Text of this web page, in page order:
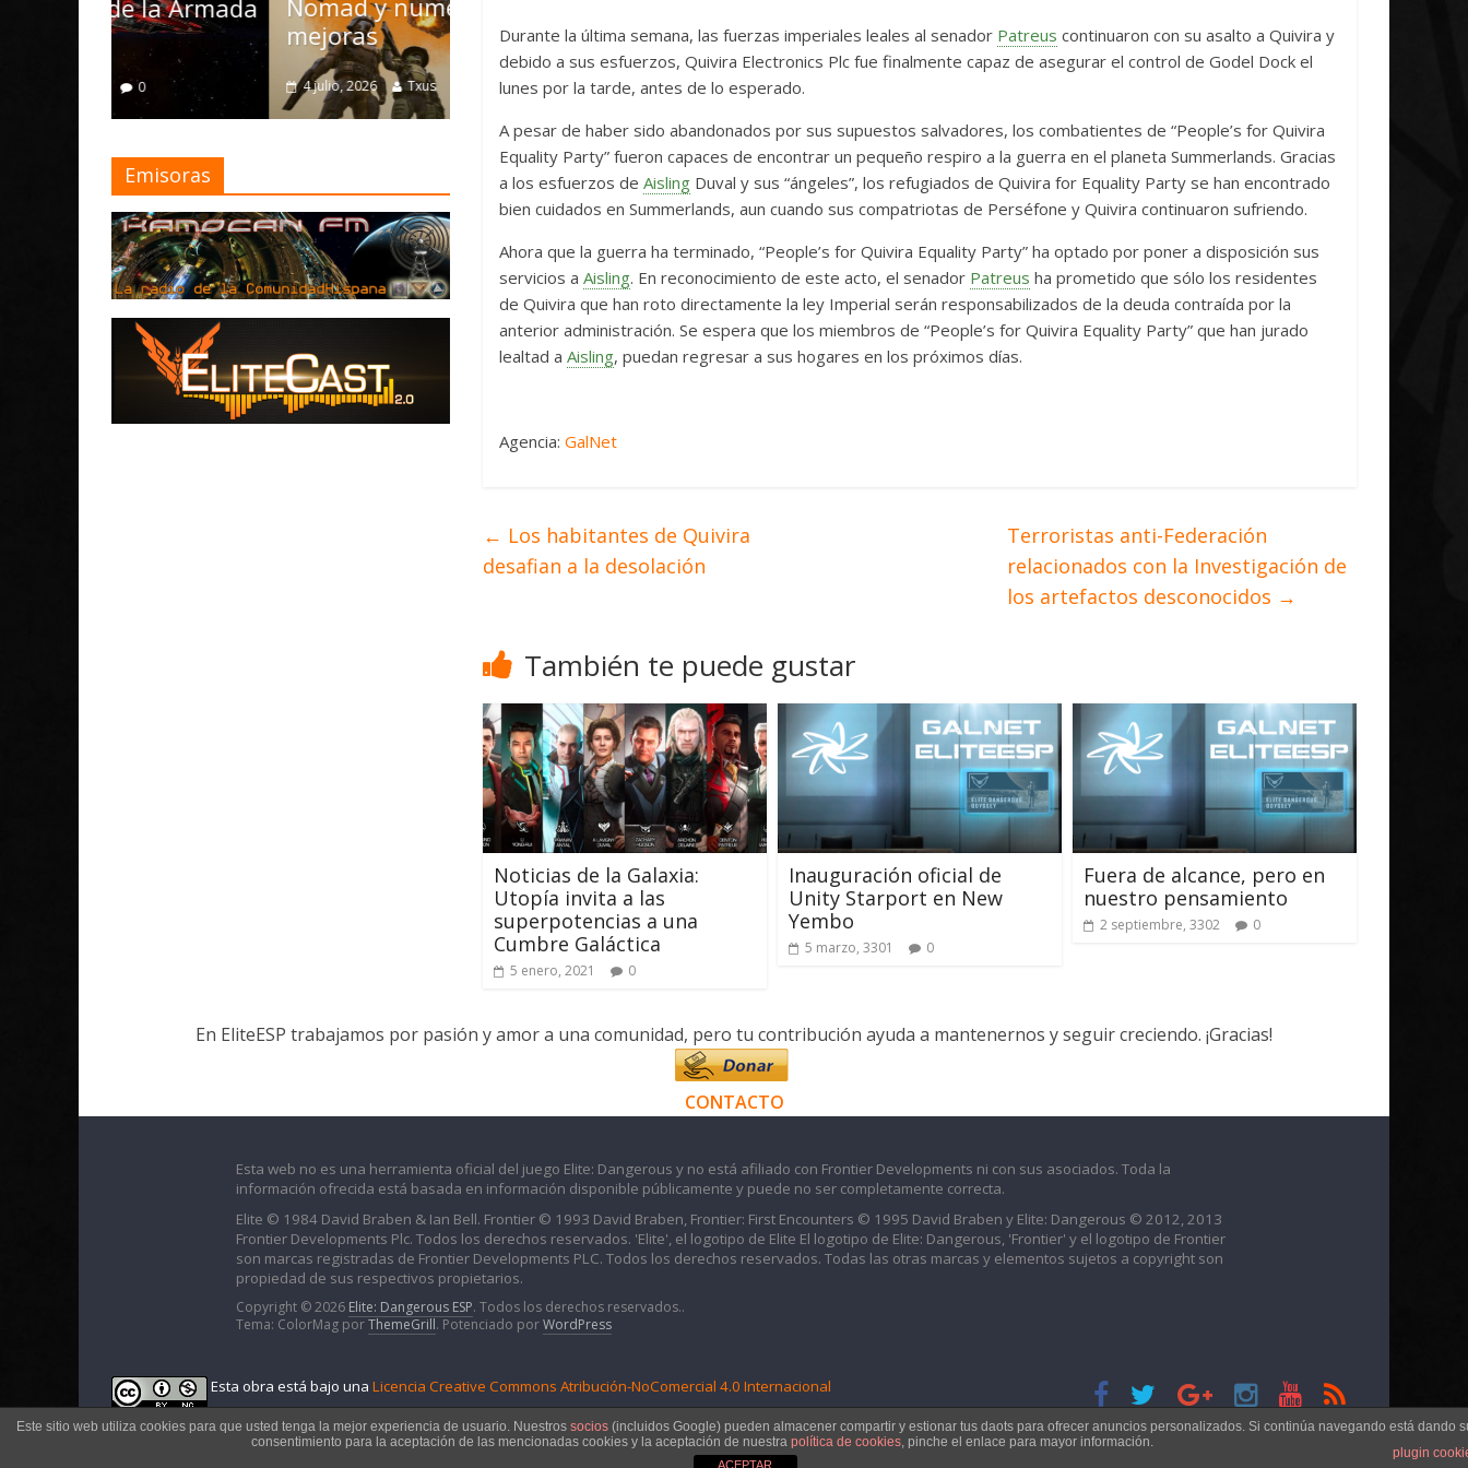
Durante la última semana, las fuerzas imperiales leales al senador Patreus continuaron con su asalto a Quivira y
debido a sus esfuerzos, Quivira Electronics Plc fue finalmente capaz de asegurar el control de Godel Dock el
lunes por la tarde, antes de lo esperado.
A pesar de haber sido abandonados por sus supuestos salvadores, los combatientes de “People’s for Quivira
Equality Party” fueron capaces de encontrar un pequeño respiro a la guerra en el planeta Summerlands. Gracias
a los esfuerzos de Aisling Duval y sus “ángeles”, los refugiados de Quivira for Equality Party se han encontrado
bien cuidados en Summerlands, aun cuando sus compatriotas de Perséfone y Quivira continuaron sufriendo.
Ahora que la guerra ha terminado, “People’s for Quivira Equality Party” ha optado por poner a disposición sus
servicios a Aisling. En reconocimiento de este acto, el senador Patreus ha prometido que sólo los residentes
de Quivira que han roto directamente la ley Imperial serán responsabilizados de la deuda contraída por la
anterior administración. Se espera que los miembros de “People’s for Quivira Equality Party” que han jurado
lealtad a Aisling, puedan regresar a sus hogares en los próximos días.
Agencia: GalNet
← Los habitantes de Quivira
desafian a la desolación
Terroristas anti-Federación
relacionados con la Investigación de
los artefactos desconocidos →
También te puede gustar
Noticias de la Galaxia:
Utopía invita a las
superpotencias a una
Cumbre Galáctica
5 enero, 2021 0
Inauguración oficial de
Unity Starport en New
Yembo
5 marzo, 3301 0
Fuera de alcance, pero en
nuestro pensamiento
2 septiembre, 3302 0
mejoras
4 julio, 2026 0
Mayo de 2026
28 mayo, 2026 Txus 0
14 abril, 2026 Txus 0 7 abril, 2026 Txus
Emisoras
En EliteESP trabajamos por pasión y amor a una comunidad, pero tu contribución ayuda a mantenernos y seguir creciendo. ¡Gracias!
CONTACTO
Esta web no es una herramienta oficial del juego Elite: Dangerous y no está afiliado con Frontier Developments ni con sus asociados. Toda la
información ofrecida está basada en información disponible públicamente y puede no ser completamente correcta.
Elite © 1984 David Braben & Ian Bell. Frontier © 1993 David Braben, Frontier: First Encounters © 1995 David Braben y Elite: Dangerous © 2012, 2013
Frontier Developments Plc. Todos los derechos reservados. 'Elite', el logotipo de Elite El logotipo de Elite: Dangerous, 'Frontier' y el logotipo de Frontier
son marcas registradas de Frontier Developments PLC. Todos los derechos reservados. Todas las otras marcas y elementos sujetos a copyright son
propiedad de sus respectivos propietarios.
Copyright © 2026 Elite: Dangerous ESP. Todos los derechos reservados..
Tema: ColorMag porThemeGrill. Potenciado porWordPress
Esta obra está bajo una Licencia Creative Commons Atribución-NoComercial 4.0 Internacional
Este sitio web utiliza cookies para que usted tenga la mejor experiencia de usuario. Nuestros socios (incluidos Google) pueden almacener compartir y estionar tus daots para ofrecer anuncios personalizados. Si continúa navegando está dando
consentimiento para la aceptación de las mencionadas cookies y la aceptación de nuestra política de cookies, pinche el enlace para mayor información.
plugin
ACEPTAR